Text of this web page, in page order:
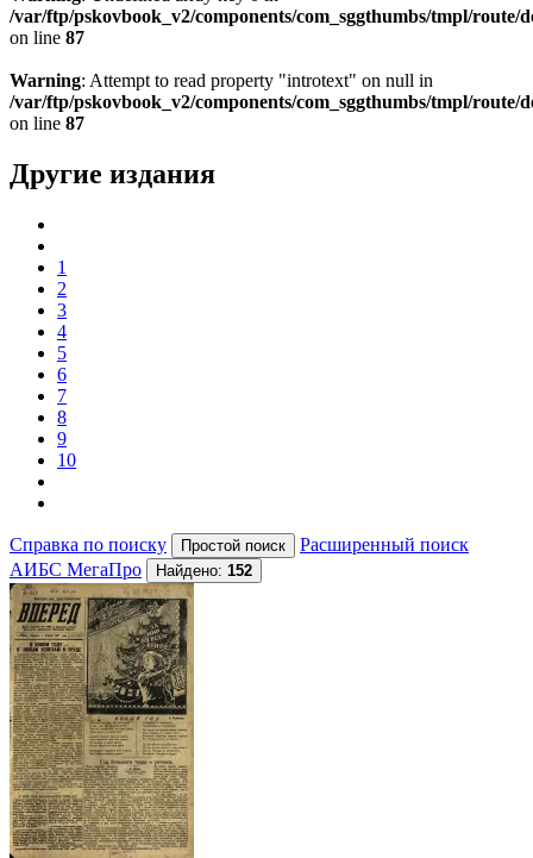
/var/ftp/pskovbook_v2/components/com_sggthumbs/tmpl/route/
on line 87
Warning: Attempt to read property "introtext" on null in
/var/ftp/pskovbook_v2/components/com_sggthumbs/tmpl/route/
on line 87
Другие издания
1
2
3
4
5
6
7
8
9
10
Справка по поиску
Расширенный поиск
АИБС МегаПро
Найдено: 152